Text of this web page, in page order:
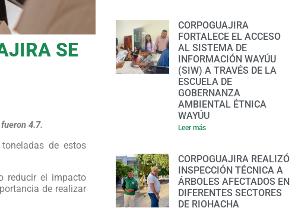
SE
4.7.
de estos
reducir el impacto
de realizar
CORPOGUAJIRA
FORTALECE EL ACCESO
AL SISTEMA DE
INFORMACIÓN WAYÚU
(SIW) A TRAVÉS DE LA
ESCUELA DE
GOBERNANZA
AMBIENTAL ÉTNICA
WAYÚU
Leer más
CORPOGUAJIRA REALIZÓ
INSPECCIÓN TÉCNICA A
ÁRBOLES AFECTADOS EN
DIFERENTES SECTORES
DE RIOHACHA